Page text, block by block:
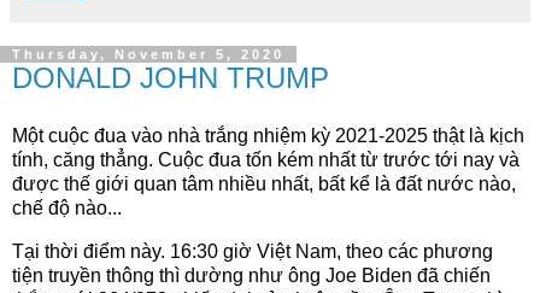
Thursday, November 5, 2020
DONALD JOHN TRUMP
Một cuộc đua vào nhà trắng nhiệm kỳ 2021-2025 thật là kịch
tính, căng thẳng. Cuộc đua tốn kém nhất từ trước tới nay và
được thế giới quan tâm nhiều nhất, bất kể là đất nước nào,
chế độ nào...
Tại thời điểm này. 16:30 giờ Việt Nam, theo các phương
tiện truyền thông thì dường như ông Joe Biden đã chiến